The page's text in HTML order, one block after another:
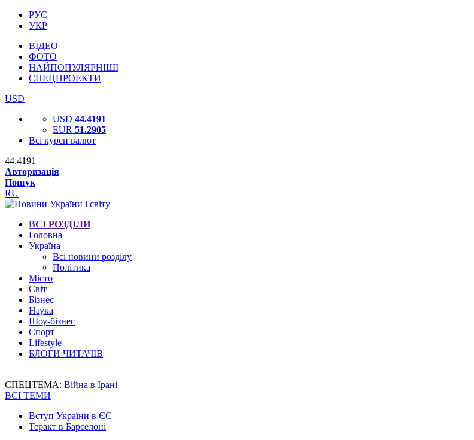
РУС
УКР
ВІДЕО
ФОТО
НАЙПОПУЛЯРНІШІ
СПЕЦПРОЕКТИ
USD
USD 44.4191
EUR 51.2905
Всі курси валют
44.4191
Авторизація
Пошук
RU
ВСІ РОЗДІЛИ
Головна
Україна
Всі новини розділу
Політика
Місто
Світ
Бізнес
Наука
Шоу-бізнес
Спорт
Lifestyle
БЛОГИ ЧИТАЧІВ
СПЕЦТЕМА: Війна в Ірані
ВСІ ТЕМИ
Вступ України в ЄС
Теракт в Барселоні